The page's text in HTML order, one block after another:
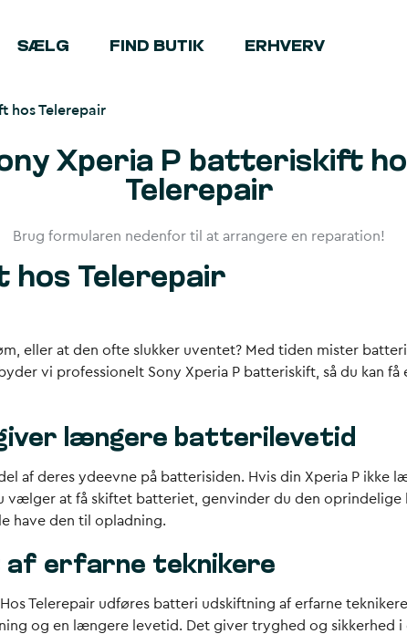
SÆLG FIND BUTIK ERHVERV
hos Telerepair
Xperia P batteriskift
Telerepair
Brug formularen nedenfor til at arrangere en reparation!
hos Telerepair
eller at den ofte slukker uventet? Med tiden mister
vi professionelt Sony Xperia P batteriskift, så du kan
længere batterilevetid
af deres ydeevne på batterisiden. Hvis din Xperia P ikke
vælger at få skiftet batteriet, genvinder du den
have den til opladning.
erfarne teknikere
Telerepair udføres batteri udskiftning af erfarne
og en længere levetid. Det giver tryghed og sikkerhed